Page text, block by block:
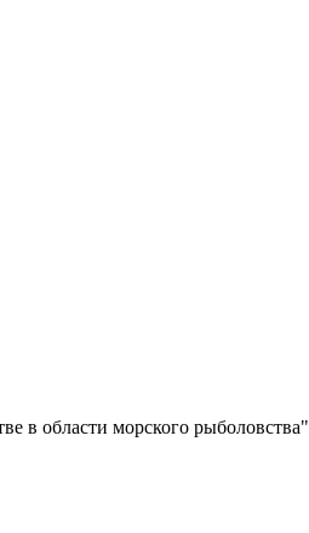
в области морского рыболовства"